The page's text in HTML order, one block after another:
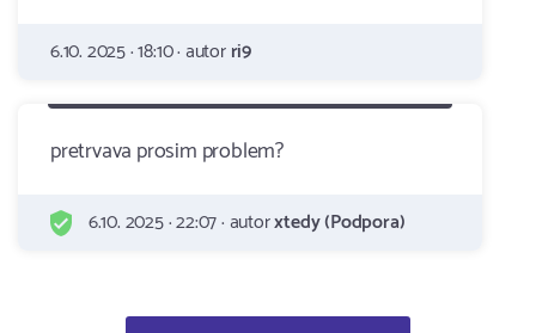
6.10. 2025 · 18:10 · autorri9
pretrvava prosim problem?
6.10. 2025 · 22:07 · autorxtedy (Podpora)